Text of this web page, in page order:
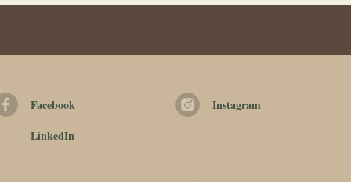
Facebook
Instagram
LinkedIn